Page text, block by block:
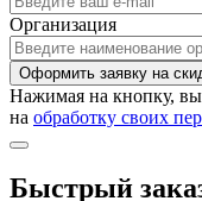
Организация
Оформить заявку на
Нажимая на кнопку, вы
на обработку своих
Быстрый